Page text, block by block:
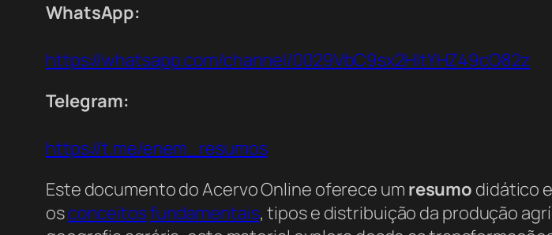
WhatsApp:
https://whatsapp.com/channel/0029VbC9sx2HltYHZ49cO82z
Telegram:
https://t.me/enem_resumos
Este documento do Acervo Online oferece um resumo didático
osconceitosfundamentais, tipos e distribuição da produção